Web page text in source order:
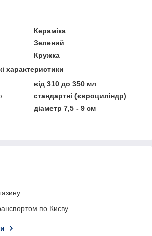
Кераміка
Зелений
Кружка
характеристики
від 310 до 350 мл
стандартні (євроциліндр)
діаметр 7,5 - 9 см
по Києву